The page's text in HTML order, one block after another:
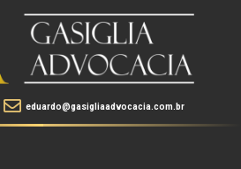
eduardo@gasigliaadvocacia.com.br